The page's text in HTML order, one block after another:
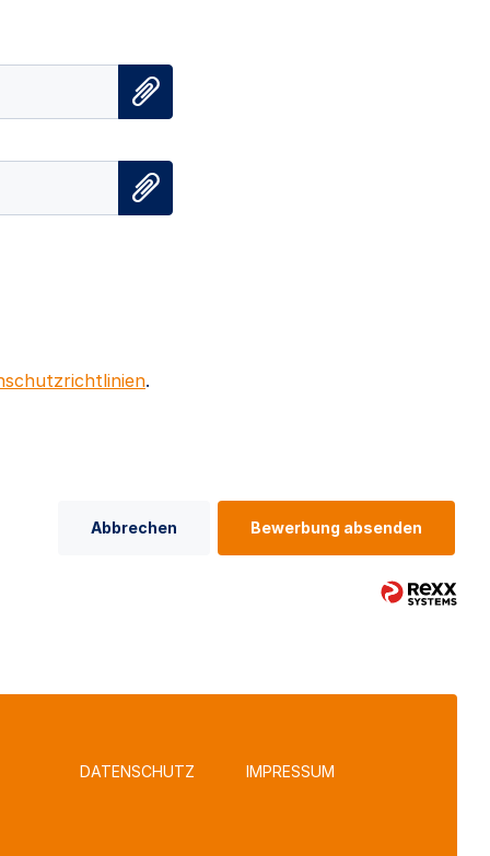
.
Abbrechen Bewerbung absenden
IMPRESSUM
DATENSCHUTZ